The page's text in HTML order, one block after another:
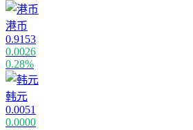
港币
0.9153
0.0026
0.28%
韩元
0.0051
0.0000